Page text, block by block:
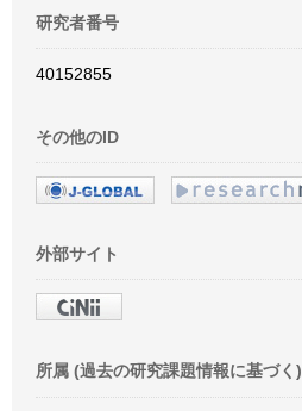
研究者番号
40152855
その他のID
外部サイト
所属 (過去の研究課題情報に基づく)